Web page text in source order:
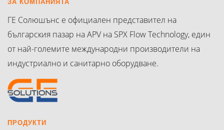
ЗА КОМПАНИЯТА
ГЕ Солюшънс е официален представител на
българския пазар на APV на SPX Flow Technology, един
от най-големите международни производители на
индустриално и санитарно оборудване.
ПРОДУКТИ